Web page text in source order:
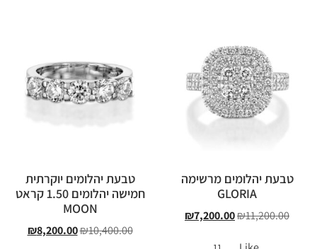
טבעת יהלומים מרשימה
GLORIA
₪11,200.00
₪7,200.00
טבעת יהלומים יוקרתית
חמישה יהלומים 1.50 קראט
MOON
₪10,400.00
₪8,200.00